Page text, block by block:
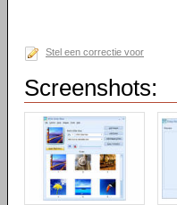
Stel een correctie voor
Screenshots: